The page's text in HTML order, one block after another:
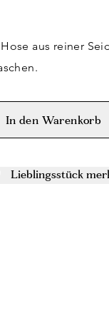
aus reiner
In den Warenkorb
Lieblingsstück